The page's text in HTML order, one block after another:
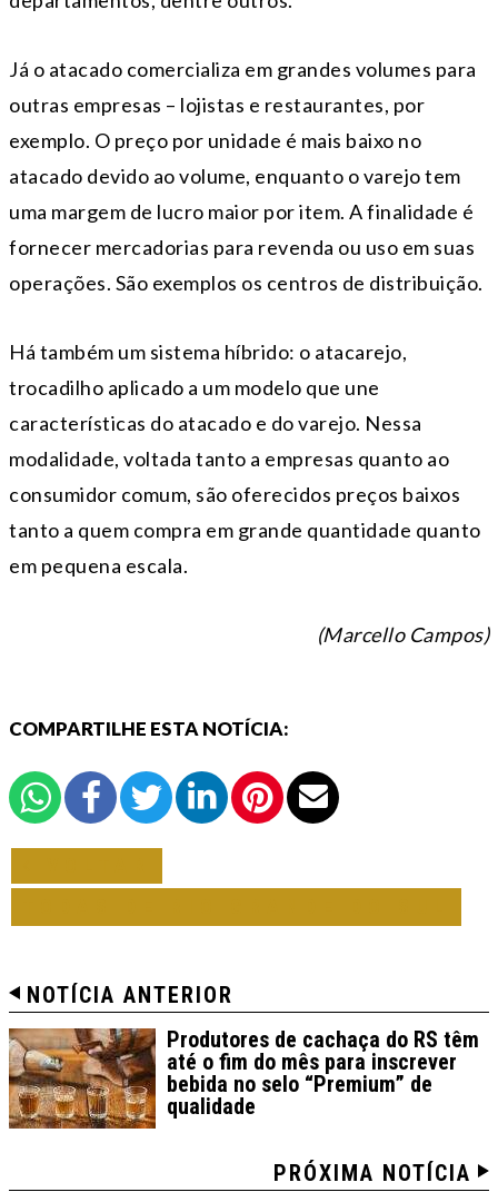
Já o atacado comercializa em grandes volumes para
outras empresas – lojistas e restaurantes, por
exemplo. O preço por unidade é mais baixo no
atacado devido ao volume, enquanto o varejo tem
uma margem de lucro maior por item. A finalidade é
fornecer mercadorias para revenda ou uso em suas
operações. São exemplos os centros de distribuição.
Há também um sistema híbrido: o atacarejo,
trocadilho aplicado a um modelo que une
características do atacado e do varejo. Nessa
modalidade, voltada tanto a empresas quanto ao
consumidor comum, são oferecidos preços baixos
tanto a quem compra em grande quantidade quanto
em pequena escala.
(Marcello Campos)
COMPARTILHE ESTA NOTÍCIA:
NOTÍCIA ANTERIOR
Produtores de cachaça do RS têm
até o fim do mês para inscrever
bebida no selo “Premium” de
qualidade
PRÓXIMA NOTÍCIA